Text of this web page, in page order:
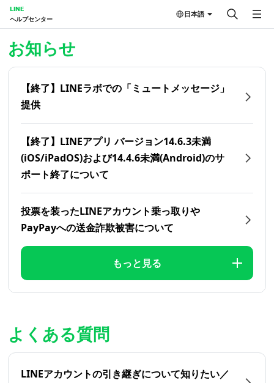
LINE
ヘルプセンター
日本語
お知らせ
【終了】LINEラボでの「ミュートメッセージ」
提供
【終了】LINEアプリ バージョン14.6.3未満
(iOS/iPadOS)および14.4.6未満(Android)のサ
ポート終了について
投票を装ったLINEアカウント乗っ取りや
PayPayへの送金詐欺被害について
もっと見る
よくある質問
LINEアカウントの引き継ぎについて知りたい／